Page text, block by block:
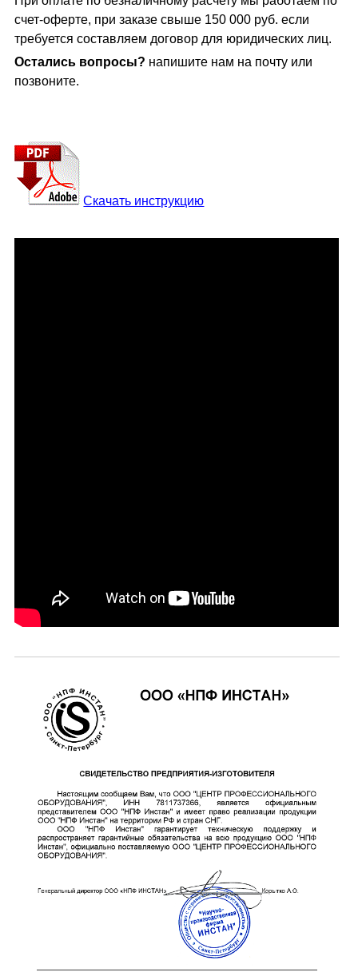
счет-оферте, при заказе свыше 150 000 руб. если
требуется составляем договор для юридических лиц.
Остались вопросы? напишите нам на почту или
позвоните.
Скачать инструкцию